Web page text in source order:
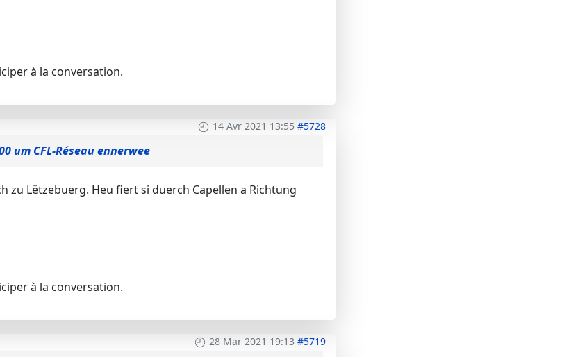
à la conversation.
14 Avr 2021 13:55 #5728
um CFL-Réseau ennerwee
zu Lëtzebuerg. Heu fiert si duerch Capellen a Richtung
à la conversation.
28 Mar 2021 19:13 #5719